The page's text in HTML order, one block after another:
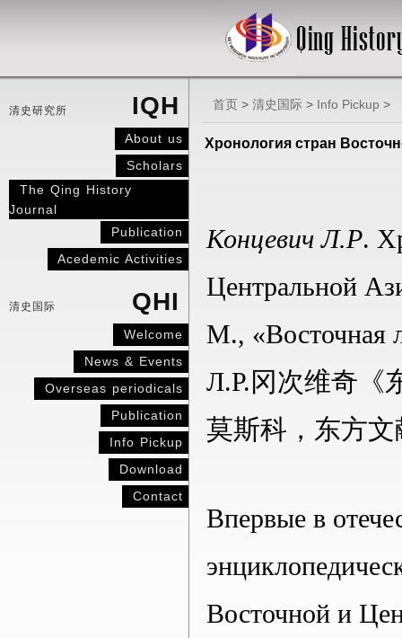
清史研究所 IQH
About us
Scholars
The Qing History
Journal
Publication
Acedemic Activities
清史国际 QHI
Welcome
News & Events
Overseas periodicals
Publication
Info Pickup
Download
Contact
首页 > 清史国际 > Info Pickup >
Хронология стран
Концевич Л.Р.
Центральной
М., «Восточная
Л.Р. 冈次维奇《
莫斯科，东方
Впервые в
Восточной и